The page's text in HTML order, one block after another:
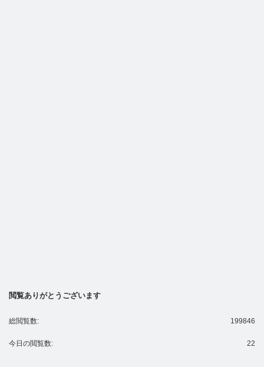
閲覧ありがとうございます
199846
総閲覧数:
22
今日の閲覧数: